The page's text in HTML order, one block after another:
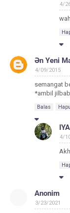
4/
Ən Yeni
4/09/2015
semangat
*ambil jilbab
Balas
4/
Anonim
3/23/2021